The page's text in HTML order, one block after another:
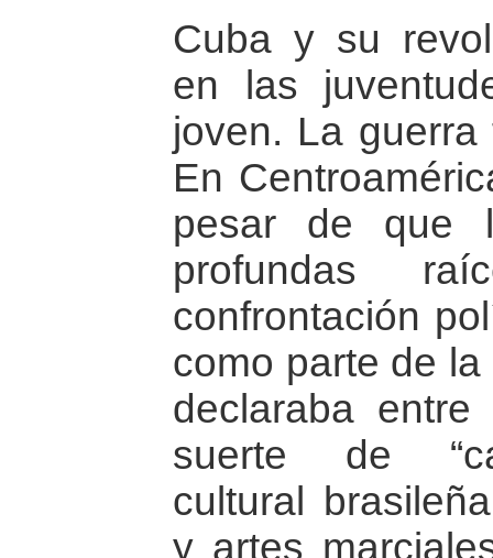
Cuba y su
en las
joven. La
En
pesar de que
profundas
confrontación
como parte de
declaraba
suerte de
cultural
y artes